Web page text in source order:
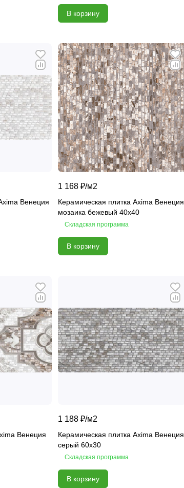
В корзину
Венеция
1 168 ₽/м2
Керамическая плитка Axima Венеция
мозаика бежевый 40x40
Складская программа
В корзину
Венеция
1 188 ₽/м2
Керамическая плитка Axima Венеция
серый 60x30
Складская программа
В корзину